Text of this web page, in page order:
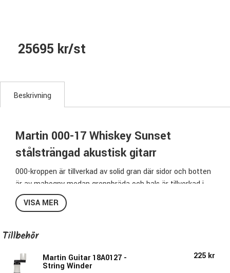
25695 kr/st
Beskrivning
Martin 000-17 Whiskey Sunset
stålsträngad akustisk gitarr
000-kroppen är tillverkad av solid gran där sidor och botten
är av mahogny medan greppbräda och hals är tillverkad i
rosewood. Granlocket på denna denna version av den
legendariska kroppsdesignen har lackats med en burst som
över till svart. Beroende på tillgång levereras detta
plektrumskydd i sköldpaddsimititation.
VISA MER
Tillbehör
Martin Guitar 18A0127 -
String Winder
225 kr